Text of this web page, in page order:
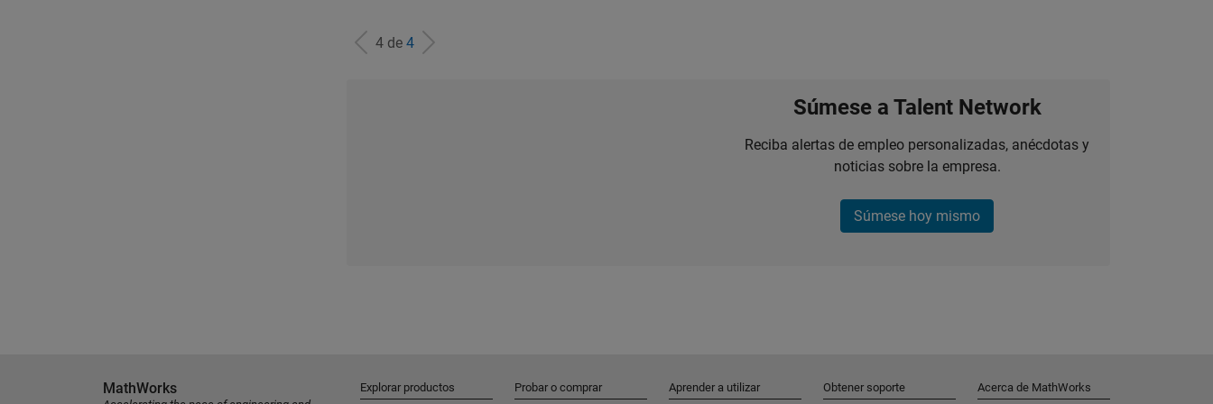
4 de 4
Súmese a Talent Network
Reciba alertas de empleo personalizadas, anécdotas y
noticias sobre la empresa.
Súmese hoy mismo
MathWorks Explorar productos Probar o comprar Aprender a utilizar Obtener soporte Acerca de MathWorks